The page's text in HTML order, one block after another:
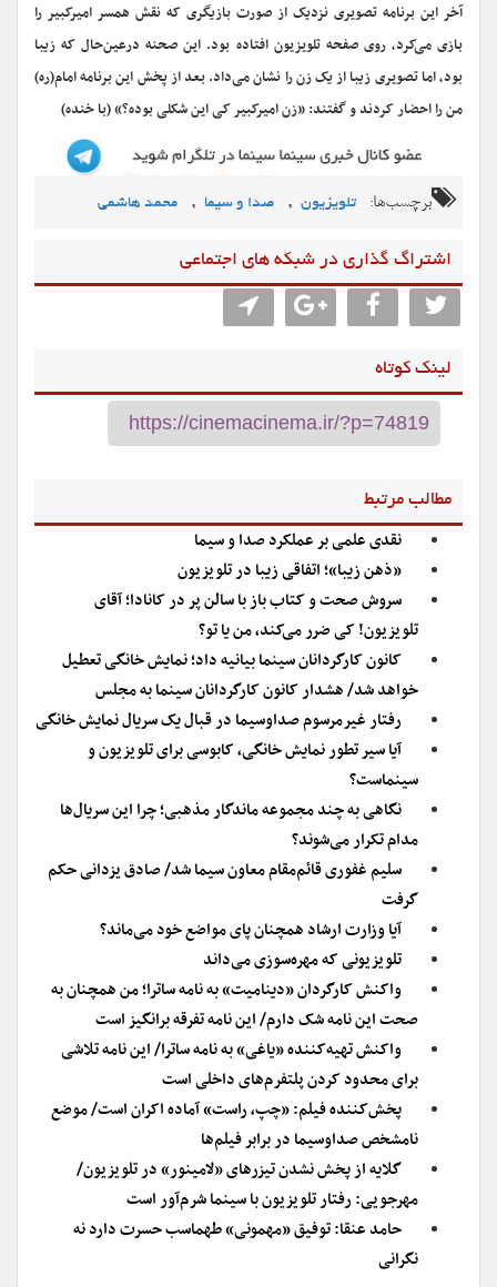
آخر این برنامه تصویری نزدیک از صورت بازیگری که نقش همسر امیرکبیر را
بازی می‌کرد، روی صفحه تلویزیون افتاده بود. این صحنه درعین‌حال که زیبا
بود، اما تصویری زیبا از یک زن را نشان می‌داد. بعد از پخش این برنامه امام(ره)
من را احضار کردند و گفتند: «زن امیرکبیر کی این شکلی بوده؟» (با خنده)
برچسب‌ها: تلویزیون , صدا و سیما , محمد هاشمی
اشتراگ گذاری در شبکه های اجتماعی
لینک کوتاه
مطالب مرتبط
نقدی علمی بر عملکرد صدا و سیما
«ذهن زیبا»؛ اتفاقی زیبا در تلویزیون
سروش صحت و کتاب باز با سالن پر در کانادا؛ آقای
تلویزیون! کی ضرر می‌کند، من یا تو؟
کانون کارگردانان سینما بیانیه داد؛ نمایش خانگی تعطیل
خواهد شد/ هشدار کانون کارگردانان سینما به مجلس
رفتار غیرمرسوم صداوسیما در قبال یک سریال نمایش خانگی
آیا سیر تطور نمایش خانگی، کابوسی برای تلویزیون و
سینماست؟
نگاهی به چند مجموعه ماندگار مذهبی؛ چرا این سریال‌ها
مدام تکرار می‌شوند؟
سلیم غفوری قائم‌مقام معاون سیما شد/ صادق یزدانی حکم
گرفت
آیا وزارت ارشاد همچنان پای مواضع خود می‌ماند؟
تلویزیونی که مهره‌سوزی می‌داند
واکنش کارگردان «دینامیت» به نامه ساترا؛ من همچنان به
صحت این نامه شک دارم/ این نامه تفرقه برانگیز است
واکنش تهیه‌کننده «یاغی» به نامه ساترا/ این نامه تلاشی
برای محدود کردن پلتفرم‌های داخلی است
پخش‌کننده فیلم: «چپ، راست» آماده اکران است/ موضع
نامشخص صداوسیما در برابر فیلم‌ها
گلایه از پخش نشدن تیزر‌های «لامینور» در تلویزیون/
مهرجویی: رفتار تلویزیون با سینما شرم‌آور است
حامد عنقا: توفیق «مهمونی» طهماسب حسرت دارد نه
نگرانی